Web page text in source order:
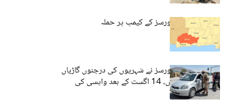
کیچ: پاکستانی فورسز کے کیمپ پر حملہ
کیچ: پاکستانی فورسز نے شہریوں کی درجنوں گاڑیاں
تحویل میں لے لیں، 14 اگست کے بعد واپسی کی
یقین دہانی